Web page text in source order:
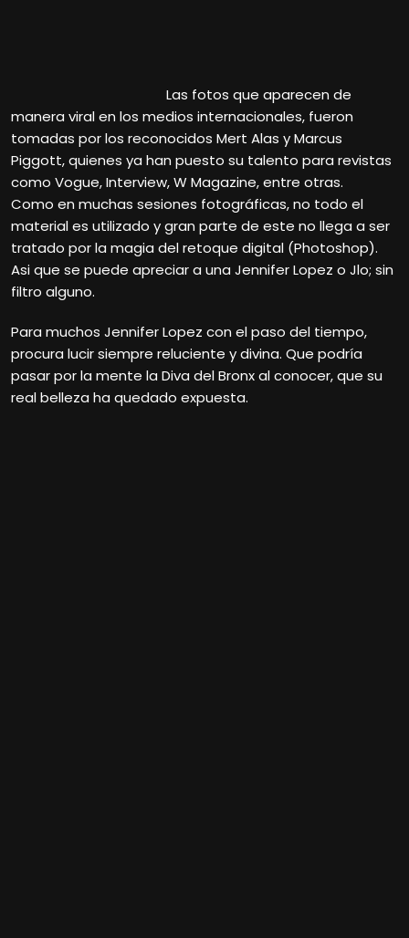
Las fotos que aparecen de
manera viral en los medios internacionales, fueron
tomadas por los reconocidos Mert Alas y Marcus
Piggott, quienes ya han puesto su talento para revistas
como Vogue, Interview, W Magazine, entre otras.
Como en muchas sesiones fotográficas, no todo el
material es utilizado y gran parte de este no llega a ser
tratado por la magia del retoque digital (Photoshop).
Asi que se puede apreciar a una Jennifer Lopez o Jlo; sin
filtro alguno.
Para muchos Jennifer Lopez con el paso del tiempo,
procura lucir siempre reluciente y divina. Que podría
pasar por la mente la Diva del Bronx al conocer, que su
real belleza ha quedado expuesta.